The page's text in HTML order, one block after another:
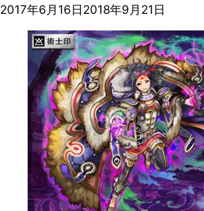
2017年6月16日 2018年9月21日